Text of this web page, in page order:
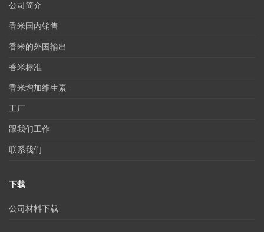
公司简介
香米国内销售
香米的外国输出
香米标准
香米增加维生素
工厂
跟我们工作
联系我们
下载
公司材料下载